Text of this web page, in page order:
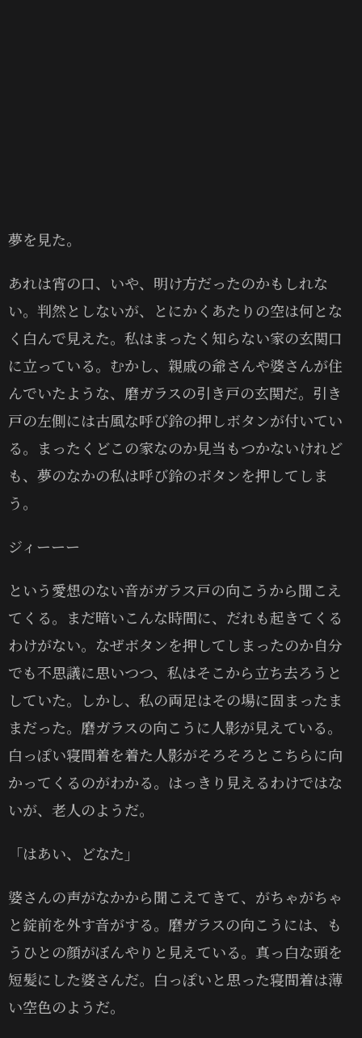
夢を見た。
あれは宵の口、いや、明け方だったのかもしれな
い。判然としないが、とにかくあたりの空は何とな
く白んで見えた。私はまったく知らない家の玄関口
に立っている。むかし、親戚の爺さんや婆さんが住
んでいたような、磨ガラスの引き戸の玄関だ。引き
戸の左側には古風な呼び鈴の押しボタンが付いてい
る。まったくどこの家なのか見当もつかないけれど
も、夢のなかの私は呼び鈴のボタンを押してしま
う。
ジィーーー
という愛想のない音がガラス戸の向こうから聞こえ
てくる。まだ暗いこんな時間に、だれも起きてくる
わけがない。なぜボタンを押してしまったのか自分
でも不思議に思いつつ、私はそこから立ち去ろうと
していた。しかし、私の両足はその場に固まったま
まだった。磨ガラスの向こうに人影が見えている。
白っぽい寝間着を着た人影がそろそろとこちらに向
かってくるのがわかる。はっきり見えるわけではな
いが、老人のようだ。
「はあい、どなた」
婆さんの声がなかから聞こえてきて、がちゃがちゃ
と錠前を外す音がする。磨ガラスの向こうには、も
うひとの顔がぼんやりと見えている。真っ白な頭を
短髪にした婆さんだ。白っぽいと思った寝間着は薄
い空色のようだ。